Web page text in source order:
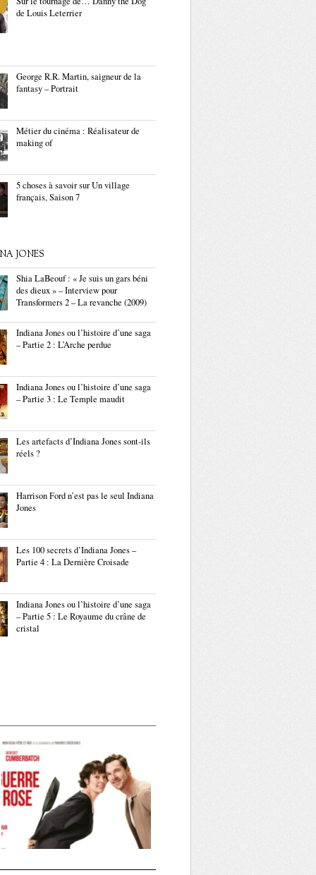
de Louis Leterrier
George R.R. Martin, saigneur de la
fantasy – Portrait
Métier du cinéma : Réalisateur de
making of
5 choses à savoir sur Un village
français, Saison 7
JONES
Shia LaBeouf : « Je suis un gars béni
des dieux » – Interview pour
Transformers 2 – La revanche (2009)
Indiana Jones ou l’histoire d’une saga
– Partie 2 : L’Arche perdue
Indiana Jones ou l’histoire d’une saga
– Partie 3 : Le Temple maudit
Les artefacts d’Indiana Jones sont-ils
réels ?
Harrison Ford n’est pas le seul Indiana
Jones
Les 100 secrets d’Indiana Jones –
Partie 4 : La Dernière Croisade
Indiana Jones ou l’histoire d’une saga
– Partie 5 : Le Royaume du crâne de
cristal